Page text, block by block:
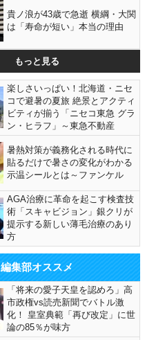
貴ノ浪が43歳で急逝 横綱・大関
は「寿命が短い」本当の理由
もっと見る
楽しさいっぱい！北海道・ニセ
コで避暑の夏旅 絶景とアクティ
ビティが揃う「ニセコ東急 グラ
ン・ヒラフ」～東急不動産
暑熱対策が義務化される時代に
貼るだけで暑さの変化がわかる
示温シールとは～ファンケル
AGA治療に革命を起こす検査技
術「スキャビジョン」銀クリが
提示する新しい薄毛治療のあり
方
編集部オススメ
「将来の愛子天皇を認めろ」高
市政権vs読売新聞でバトル激
化！ 皇室典範「再び改定」に世
論の85％が味方